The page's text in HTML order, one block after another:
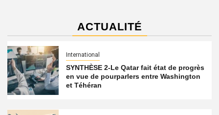
ACTUALITÉ
International
SYNTHÈSE 2-Le Qatar fait état de progrès
en vue de pourparlers entre Washington
et Téhéran